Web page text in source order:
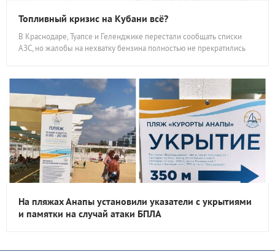
Топливный кризис на Кубани всё?
В Краснодаре, Туапсе и Геленджике перестали сообщать списки
АЗС, но жалобы на нехватку бензина полностью не прекратились
На пляжах Анапы установили указатели с укрытиями
и памятки на случай атаки БПЛА